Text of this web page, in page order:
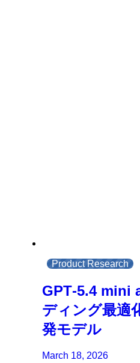
Product Research
GPT‑5.4 mini
ディング最適
発モデル
March 18, 2026